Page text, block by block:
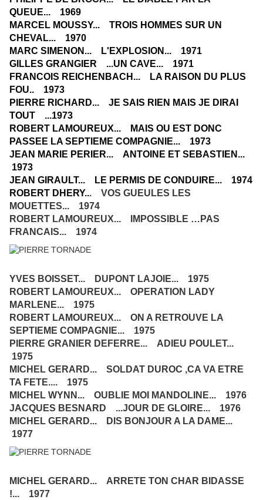
QUEUE... 1969
MARCEL MOUSSY... TROIS HOMMES SUR UN
CHEVAL... 1970
MARC SIMENON... L'EXPLOSION... 1971
GILLES GRANGIER ...UN CAVE... 1971
FRANCOIS REICHENBACH... LA RAISON DU PLUS
FOU.. 1973
PIERRE RICHARD... JE SAIS RIEN MAIS JE DIRAI
TOUT ...1973
ROBERT LAMOUREUX... MAIS OU EST DONC
PASSEE LA SEPTIEME COMPAGNIE... 1973
JEAN MARIE PERIER... ANTOINE ET SEBASTIEN...
1973
JEAN GIRAULT... LE PERMIS DE CONDUIRE... 1974
ROBERT DHERY... VOS GUEULES LES
MOUETTES... 1974
ROBERT LAMOUREUX... IMPOSSIBLE …PAS
FRANCAIS... 1974
YVES BOISSET... DUPONT LAJOIE... 1975
ROBERT LAMOUREUX... OPERATION LADY
MARLENE... 1975
ROBERT LAMOUREUX... ON A RETROUVE LA
SEPTIEME COMPAGNIE... 1975
PIERRE GRANIER DEFERRE... ADIEU POULET...
1975
MICHEL GERARD... SOLDAT DUROC ,CA VA ETRE
TA FETE.... 1975
MICHEL WYNN... OUBLIE MOI MANDOLINE... 1976
JACQUES BESNARD ...JOUR DE GLOIRE... 1976
MICHEL GERARD... DIS BONJOUR A LA DAME...
1977
MICHEL GERARD... ARRETE TON CHAR BIDASSE
!... 1977